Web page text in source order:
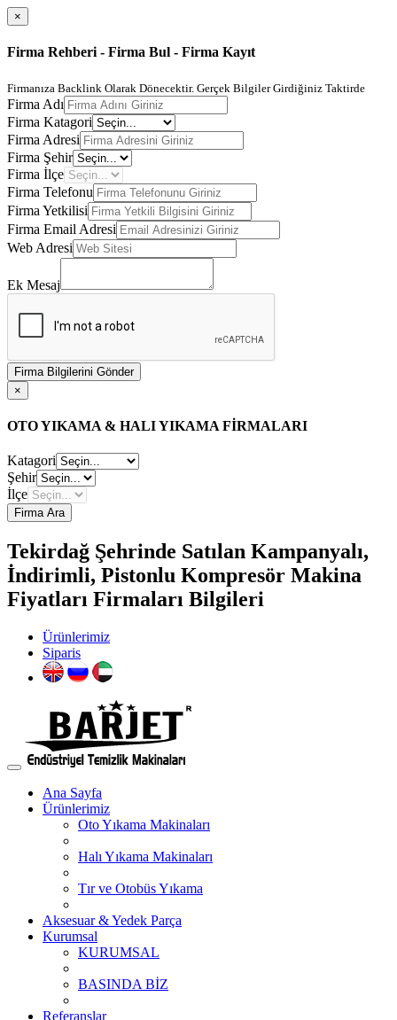
×
Firma Rehberi - Firma Bul - Firma Kayıt
Firmanıza Backlink Olarak Dönecektir. Gerçek Bilgiler Girdiğiniz Taktirde
Firma Adı
Firma Katagori
Firma Adresi
Firma Şehir
Firma İlçe
Firma Telefonu
Firma Yetkilisi
Firma Email Adresi
Web Adresi
Ek Mesaj
Firma Bilgilerini Gönder
×
OTO YIKAMA & HALI YIKAMA FİRMALARI
Katagori
Şehir
İlçe
Firma Ara
Tekirdağ Şehrinde Satılan Kampanyalı,
İndirimli, Pistonlu Kompresör Makina
Fiyatları Firmaları Bilgileri
Ürünlerimiz
Siparis
Ana Sayfa
Ürünlerimiz
Oto Yıkama Makinaları
Halı Yıkama Makinaları
Tır ve Otobüs Yıkama
Aksesuar & Yedek Parça
Kurumsal
KURUMSAL
BASINDA BİZ
Referanslar